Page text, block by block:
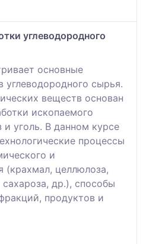
углеводородного
основные
углеводородного сырья.
веществ основан
ископаемого
и уголь. В данном курсе
процессы
и
(крахмал, целлюлоза,
др.), способы
продуктов и